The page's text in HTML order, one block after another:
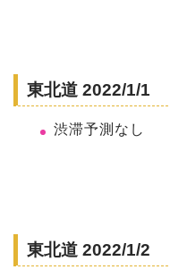
東北道 2022/1/1
渋滞予測なし
東北道 2022/1/2